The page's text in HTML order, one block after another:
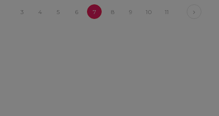
3 4 5 6 7 8 9 10 11 Next